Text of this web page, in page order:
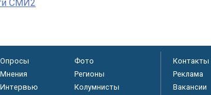
СМИ2
Опросы
Фото
Мнения
Регионы
Интервью Колумнисты
Контакты
Реклама
Вакансии